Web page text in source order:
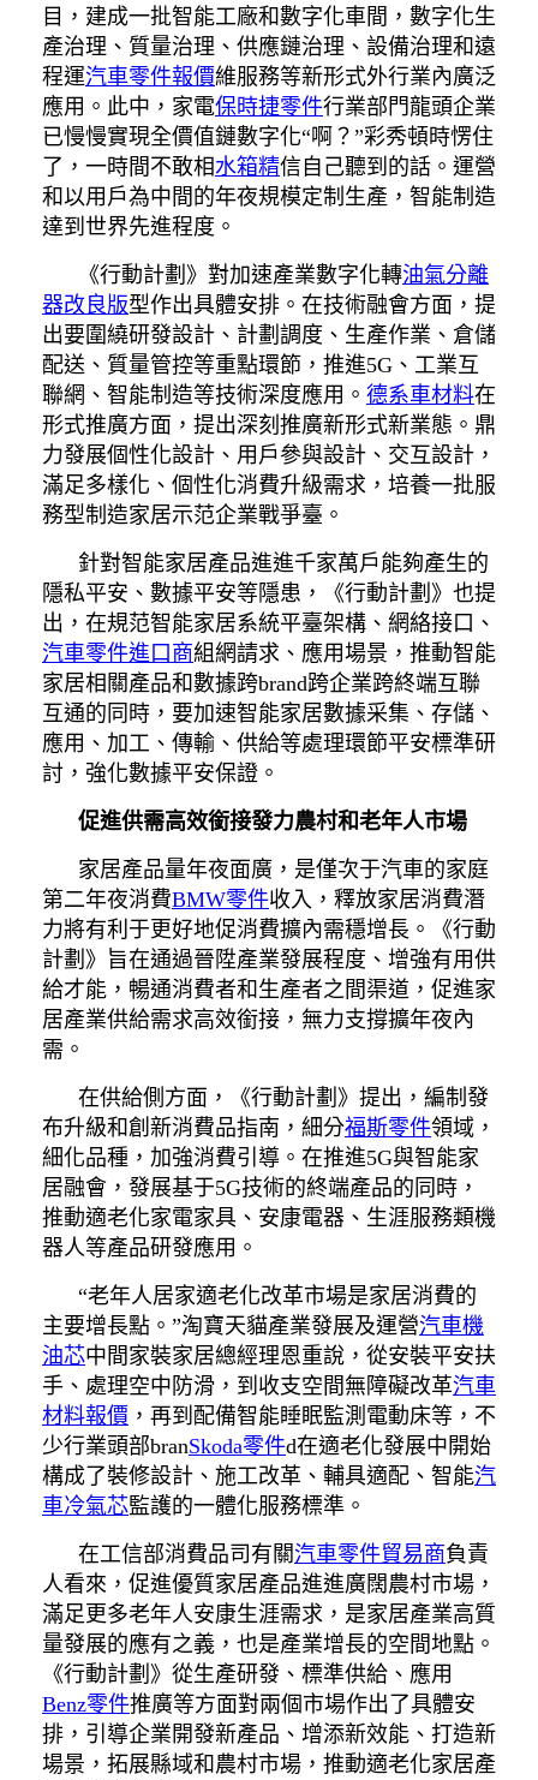
目，建成一批智能工廠和數字化車間，數字化生
產治理、質量治理、供應鏈治理、設備治理和遠
程運汽車零件報價維服務等新形式外行業內廣泛
應用。此中，家電保時捷零件行業部門龍頭企業
已慢慢實現全價值鏈數字化“啊？”彩秀頓時愣住
了，一時間不敢相水箱精信自己聽到的話。運營
和以用戶為中間的年夜規模定制生產，智能制造
達到世界先進程度。
《行動計劃》對加速產業數字化轉油氣分離
器改良版型作出具體安排。在技術融會方面，提
出要圍繞研發設計、計劃調度、生產作業、倉儲
配送、質量管控等重點環節，推進5G、工業互
聯網、智能制造等技術深度應用。 德系車材料在
形式推廣方面，提出深刻推廣新形式新業態。鼎
力發展個性化設計、用戶參與設計、交互設計，
滿足多樣化、個性化消費升級需求，培養一批服
務型制造家居示范企業戰爭臺。
針對智能家居產品進進千家萬戶能夠產生的
隱私平安、數據平安等隱患，《行動計劃》也提
出，在規范智能家居系統平臺架構、網絡接口、
汽車零件進口商組網請求、應用場景，推動智能
家居相關產品和數據跨brand跨企業跨終端互聯
互通的同時，要加速智能家居數據采集、存儲、
應用、加工、傳輸、供給等處理環節平安標準研
討，強化數據平安保證。
促進供需高效銜接發力農村和老年人市場
家居產品量年夜面廣，是僅次于汽車的家庭
第二年夜消費BMW零件收入，釋放家居消費潛
力將有利于更好地促消費擴內需穩增長。《行動
計劃》旨在通過晉陞產業發展程度、增強有用供
給才能，暢通消費者和生產者之間渠道，促進家
居產業供給需求高效銜接，無力支撐擴年夜內
需。
在供給側方面，《行動計劃》提出，編制發
布升級和創新消費品指南，細分福斯零件領域，
細化品種，加強消費引導。在推進5G與智能家
居融會，發展基于5G技術的終端產品的同時，
推動適老化家電家具、安康電器、生涯服務類機
器人等產品研發應用。
“老年人居家適老化改革市場是家居消費的
主要增長點。”淘寶天貓產業發展及運營汽車機
油芯中間家裝家居總經理恩重說，從安裝平安扶
手、處理空中防滑，到收支空間無障礙改革汽車
材料報價 ，再到配備智能睡眠監測電動床等，不
少行業頭部branSkoda零件d在適老化發展中開始
構成了裝修設計、施工改革、輔具適配、智能汽
車冷氣芯監護的一體化服務標準。
在工信部消費品司有關汽車零件貿易商負責
人看來，促進優質家居產品進進廣闊農村市場，
滿足更多老年人安康生涯需求，是家居產業高質
量發展的應有之義，也是產業增長的空間地點。
《行動計劃》從生產研發、標準供給、應用
Benz零件推廣等方面對兩個市場作出了具體安
排，引導企業開發新產品、增添新效能、打造新
場景，拓展縣域和農村市場，推動適老化家居產